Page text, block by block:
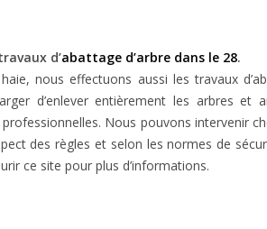
d’abattage d’arbre dans le 28.
nous effectuons aussi les travaux
d’enlever entièrement les arbres
Nous pouvons
des règles et selon les normes de
ce site pour plus d’informations.